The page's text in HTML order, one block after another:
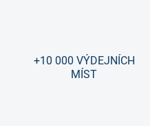
+10 000 VÝDEJNÍCH
MÍST